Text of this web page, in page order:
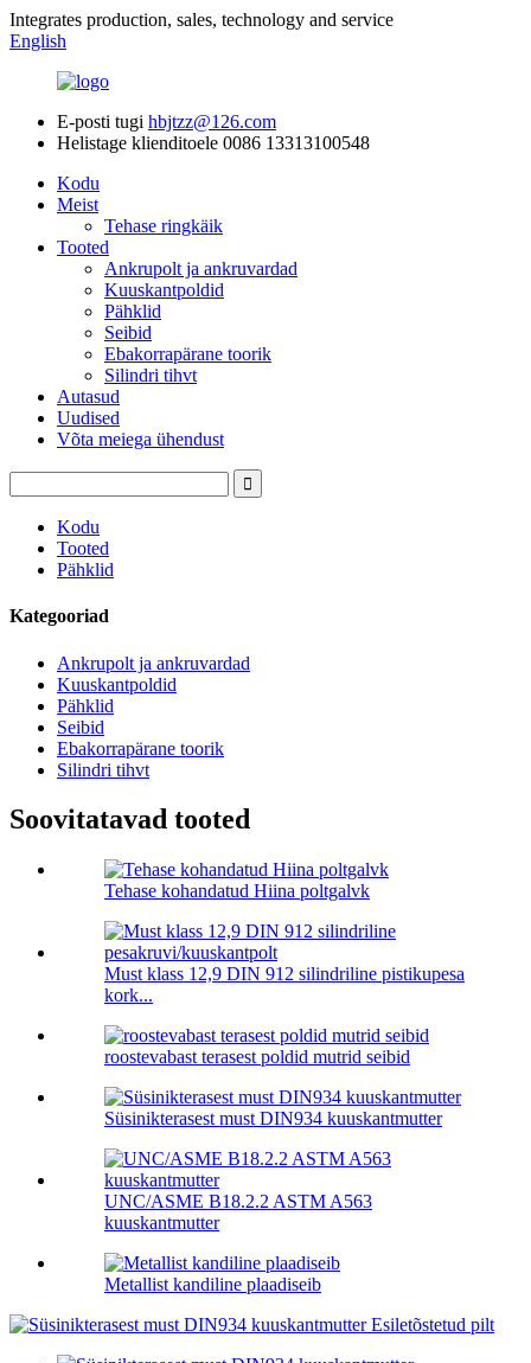
Integrates production, sales, technology and service
English
E-posti tugi hbjtzz@126.com
Helistage klienditoele 0086 13313100548
Kodu
Meist
Tehase ringkäik
Tooted
Ankrupolt ja ankruvardad
Kuuskantpoldid
Pähklid
Seibid
Ebakorrapärane toorik
Silindri tihvt
Autasud
Uudised
Võta meiega ühendust
Kodu
Tooted
Pähklid
Kategooriad
Ankrupolt ja ankruvardad
Kuuskantpoldid
Pähklid
Seibid
Ebakorrapärane toorik
Silindri tihvt
Soovitatavad tooted
Tehase kohandatud Hiina poltgalvk
Must klass 12,9 DIN 912 silindriline pistikupesa
kork...
roostevabast terasest poldid mutrid seibid
Süsinikterasest must DIN934 kuuskantmutter
UNC/ASME B18.2.2 ASTM A563
kuuskantmutter
Metallist kandiline plaadiseib